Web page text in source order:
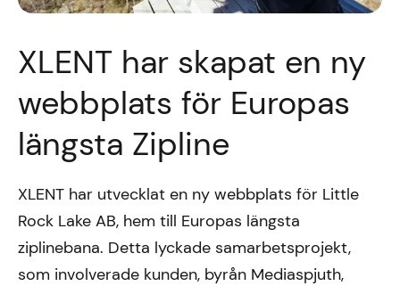
XLENT har skapat en ny
webbplats för Europas
längsta Zipline
XLENT har utvecklat en ny webbplats för Little
Rock Lake AB, hem till Europas längsta
ziplinebana. Detta lyckade samarbetsprojekt,
som involverade kunden, byrån Mediaspjuth,